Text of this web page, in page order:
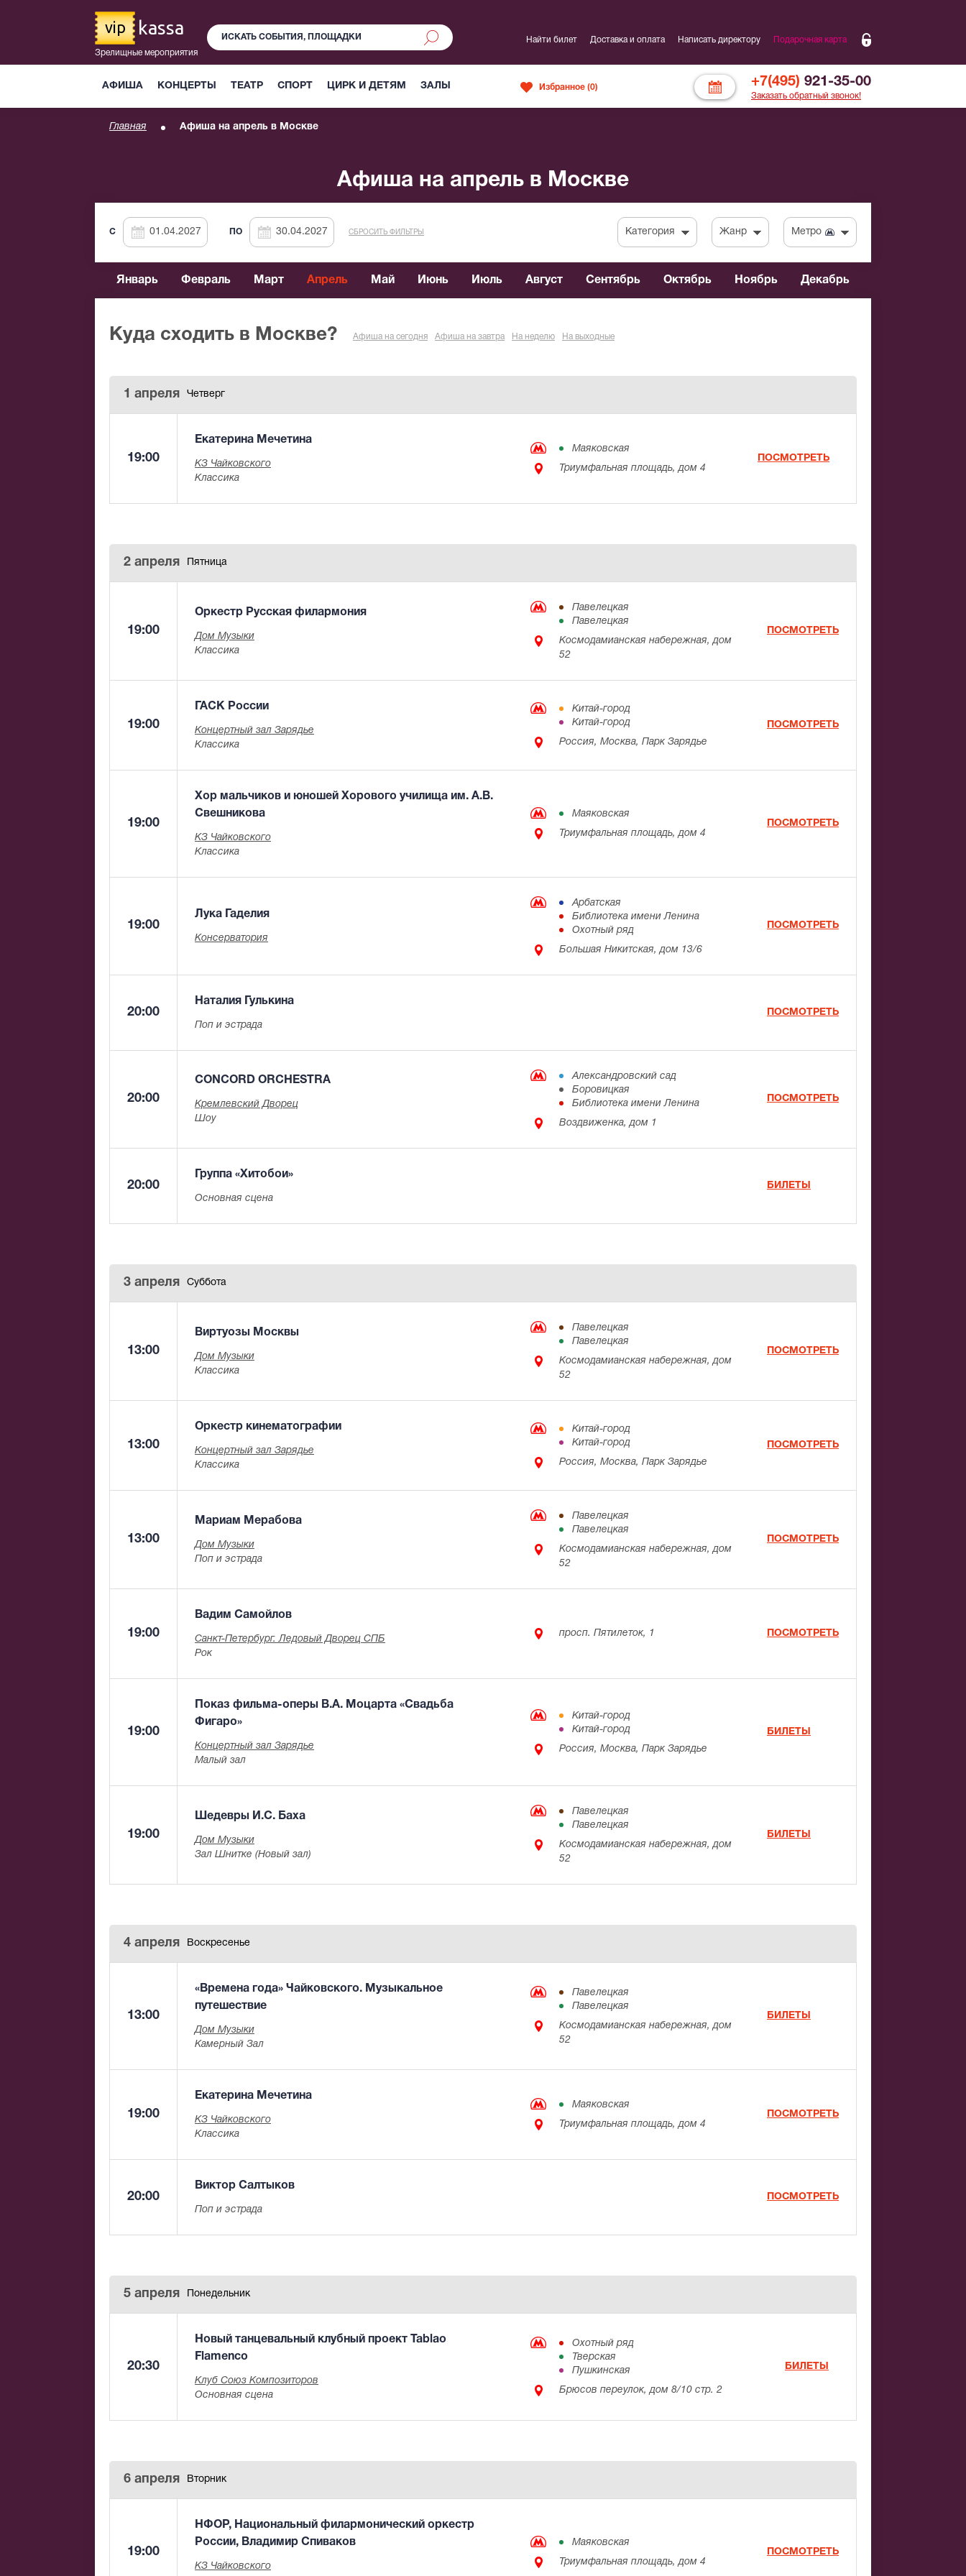
vip kassa
Зрелищные мероприятия
АФИША КОНЦЕРТЫ ТЕАТР СПОРТ ЦИРК И ДЕТЯМ ЗАЛЫ
Найти билет Доставка и оплата Написать директору Подарочная карта
+7(495) 921-35-00
Заказать обратный звонок!
Избранное (0)
Главная Афиша на апрель в Москве
Афиша на апрель в Москве
C ПО СБРОСИТЬ ФИЛЬТРЫ Категория Жанр Метро
Январь Февраль Март Апрель Май Июнь Июль Август Сентябрь Октябрь Ноябрь Декабрь
Куда сходить в Москве? Афиша на сегодня Афиша на завтра На неделю На выходные
1 апреля Четверг
19:00
Екатерина Мечетина
КЗ Чайковского
Классика
Маяковская
Триумфальная площадь, дом 4
ПОСМОТРЕТЬ
2 апреля Пятница
19:00
Оркестр Русская филармония
Дом Музыки
Классика
Павелецкая
Павелецкая
Космодамианская набережная, дом
52
ПОСМОТРЕТЬ
19:00
ГАСК России
Концертный зал Зарядье
Классика
Китай-город
Китай-город
Россия, Москва, Парк Зарядье
ПОСМОТРЕТЬ
19:00
Хор мальчиков и юношей Хорового училища им. А.В.
Свешникова
КЗ Чайковского
Классика
Маяковская
Триумфальная площадь, дом 4
ПОСМОТРЕТЬ
19:00
Лука Гаделия
Консерватория
Арбатская
Библиотека имени Ленина
Охотный ряд
Большая Никитская, дом 13/6
ПОСМОТРЕТЬ
20:00
Наталия Гулькина
Поп и эстрада
ПОСМОТРЕТЬ
20:00
CONCORD ORCHESTRA
Кремлевский Дворец
Шоу
Александровский сад
Боровицкая
Библиотека имени Ленина
Воздвиженка, дом 1
ПОСМОТРЕТЬ
20:00
Группа «Хитобои»
Основная сцена
БИЛЕТЫ
3 апреля Суббота
13:00
Виртуозы Москвы
Дом Музыки
Классика
Павелецкая
Павелецкая
Космодамианская набережная, дом
52
ПОСМОТРЕТЬ
13:00
Оркестр кинематографии
Концертный зал Зарядье
Классика
Китай-город
Китай-город
Россия, Москва, Парк Зарядье
ПОСМОТРЕТЬ
13:00
Мариам Мерабова
Дом Музыки
Поп и эстрада
Павелецкая
Павелецкая
Космодамианская набережная, дом
52
ПОСМОТРЕТЬ
19:00
Вадим Самойлов
Санкт-Петербург. Ледовый Дворец СПБ
Рок
просп. Пятилеток, 1 ПОСМОТРЕТЬ
19:00
Показ фильма-оперы В.А. Моцарта «Свадьба
Фигаро»
Концертный зал Зарядье
Малый зал
Китай-город
Китай-город
Россия, Москва, Парк Зарядье
БИЛЕТЫ
19:00
Шедевры И.С. Баха
Дом Музыки
Зал Шнитке (Новый зал)
Павелецкая
Павелецкая
Космодамианская набережная, дом
52
БИЛЕТЫ
4 апреля Воскресенье
13:00
«Времена года» Чайковского. Музыкальное
путешествие
Дом Музыки
Камерный Зал
Павелецкая
Павелецкая
Космодамианская набережная, дом
52
БИЛЕТЫ
19:00
Екатерина Мечетина
КЗ Чайковского
Классика
Маяковская
Триумфальная площадь, дом 4
ПОСМОТРЕТЬ
20:00
Виктор Салтыков
Поп и эстрада
ПОСМОТРЕТЬ
5 апреля Понедельник
20:30
Новый танцевальный клубный проект Tablao
Flamenсo
Клуб Союз Композиторов
Основная сцена
Охотный ряд
Тверская
Пушкинская
Брюсов переулок, дом 8/10 стр. 2
БИЛЕТЫ
6 апреля Вторник
19:00
НФОР, Национальный филармонический оркестр
России, Владимир Спиваков
КЗ Чайковского
Маяковская
Триумфальная площадь, дом 4
ПОСМОТРЕТЬ